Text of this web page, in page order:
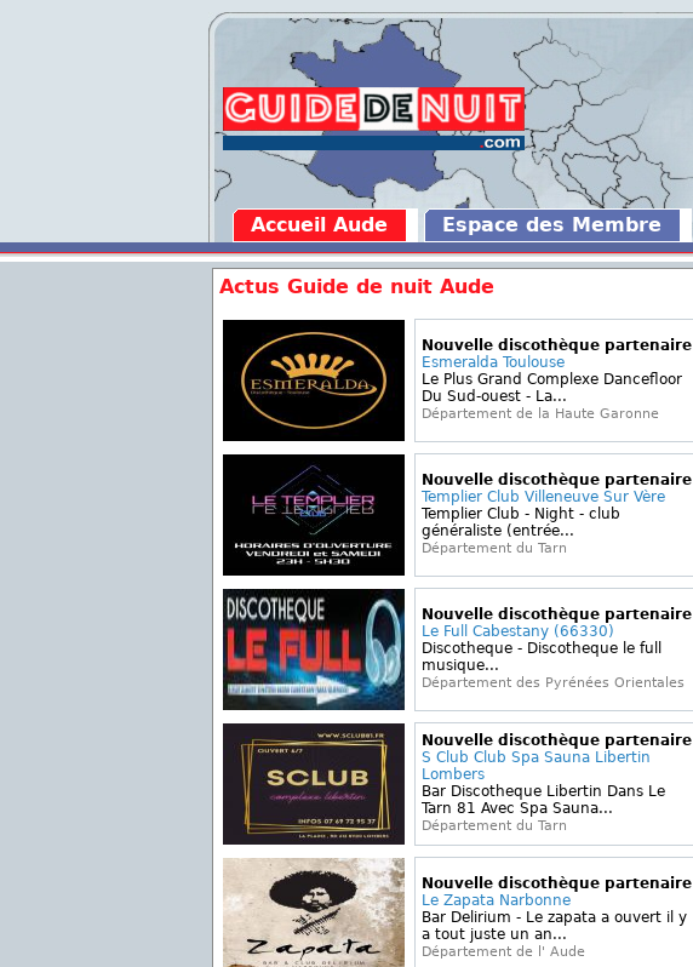
Accueil Aude Espace des Membre
Actus Guide de nuit Aude
Nouvelle discothèque partenaire
Esmeralda Toulouse
Le Plus Grand Complexe Dancefloor
Du Sud-ouest - La...
Département de la Haute Garonne
Nouvelle discothèque partenaire
Templier Club Villeneuve Sur Vère
Templier Club - Night - club
généraliste (entrée...
Département du Tarn
Nouvelle discothèque partenaire
Le Full Cabestany (66330)
Discotheque - Discotheque le full
musique...
Département des Pyrénées Orientales
Nouvelle discothèque partenaire
S Club Club Spa Sauna Libertin
Lombers
Bar Discotheque Libertin Dans Le
Tarn 81 Avec Spa Sauna...
Département du Tarn
Nouvelle discothèque partenaire
Le Zapata Narbonne
Bar Delirium - Le zapata a ouvert il y
a tout juste un an...
Département de l' Aude